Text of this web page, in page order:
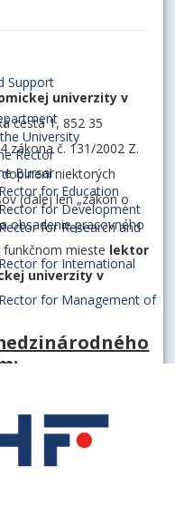
Support
University
Rector
Bursar
for Education
for Development
for Research and
for International
for Management of
univerzity v
cesta 1, 852 35
zákona č. 131/2002 Z.
niektorých
(ďalej len „zákon o
obsadenie pracovného
mieste lektor
univerzity v
medzinárodného
8) zákona č. 131/2002